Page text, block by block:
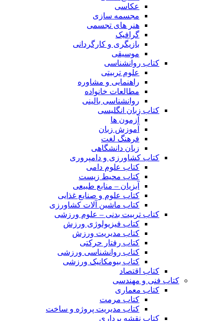
عکاسی
مجسمه سازی
هنر های تجسمی
گرافیک
بازیگری و کارگردانی
موسیقی
کتاب روانشناسی
علوم تربیتی
راهنمایی و مشاوره
مطالعات خانواده
روانشناسی بالینی
کتاب زبان انگلیسی
آزمون ها
آموزش زبان
فرهنگ لغت
زبان دانشگاهی
کتاب کشاورزی و دامپروری
کتاب علوم دامی
کتاب محیط زیست
آبزیان – منابع طبیعی
کتاب علوم و صنایع غذایی
کتاب ماشین آلات کشاورزی
کتاب تربیت بدنی – علوم ورزشی
کتاب فیزیولوژی ورزش
کتاب مدیریت ورزش
کتاب رفتار حرکتی
کتاب روانشناسی ورزشی
کتاب بیومکانیک ورزشی
کتاب اقتصاد
کتاب فنی و مهندسی
کتاب معماری
کتاب مرمت
کتاب مدیریت پروژه و ساخت
کتاب نقشه برداری